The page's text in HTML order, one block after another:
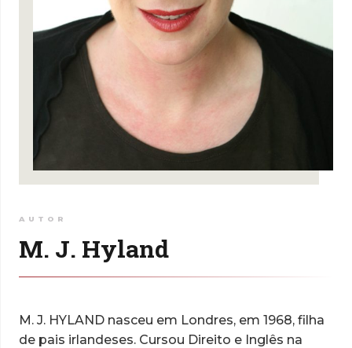
AUTOR
M. J. Hyland
M. J. HYLAND nasceu em Londres, em 1968, filha
de pais irlandeses. Cursou Direito e Inglês na